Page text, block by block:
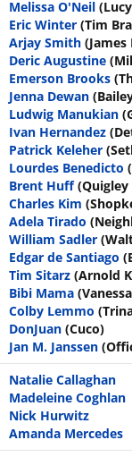
Melissa O'Neil
Eric Winter (Tim
Arjay Smith
Deric Augustine
Emerson Brooks
Jenna Dewan
Ludwig Manukian
Ivan Hernandez
Patrick Keleher
Lourdes Benedicto
Brent Huff
Charles Kim
Adela Tirado
William Sadler
Edgar de Santiago
Tim Sitarz (Arnold
Bibi Mama
Colby Lemmo
DonJuan (Cuco)
Jan M. Janssen
Natalie Callaghan
Madeleine Coghlan
Nick Hurwitz
Amanda Mercedes